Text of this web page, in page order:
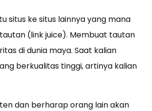
situs ke situs lainnya yang mana
(link juice). Membuat tautan
di dunia maya. Saat kalian
berkualitas tinggi, artinya kalian
dan berharap orang lain akan